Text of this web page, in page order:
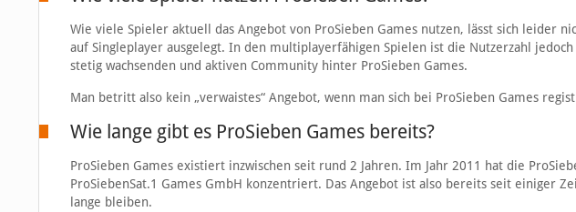
Wie viele Spieler aktuell das Angebot von ProSieben Games nutzen, lässt sich leider
auf Singleplayer ausgelegt. In den multiplayerfähigen Spielen ist die Nutzerzahl
stetig wachsenden und aktiven Community hinter ProSieben Games.
Man betritt also kein „verwaistes“ Angebot, wenn man sich bei ProSieben Games
Wie lange gibt es ProSieben Games bereits?
ProSieben Games existiert inzwischen seit rund 2 Jahren. Im Jahr 2011 hat die
ProSiebenSat.1 Games GmbH konzentriert. Das Angebot ist also bereits seit einiger
lange bleiben.